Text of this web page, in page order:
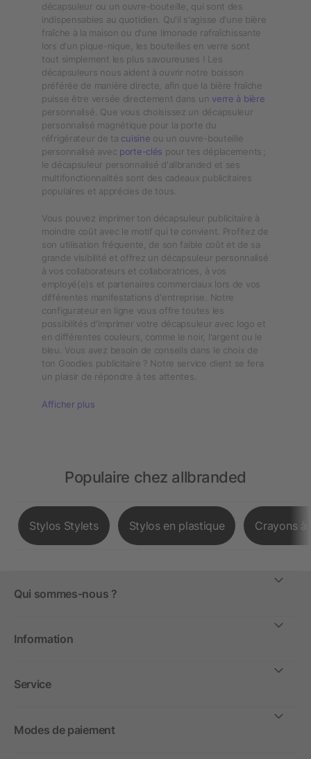
décapsuleur ou un ouvre-bouteille, qui sont des
indispensables au quotidien. Qu'il s'agisse d'une bière
fraîche à la maison ou d'une limonade rafraîchissante
lors d'un pique-nique, les bouteilles en verre sont
tout simplement les plus savoureuses ! Les
décapsuleurs nous aident à ouvrir notre boisson
préférée de manière directe, afin que la bière fraîche
puisse être versée directement dans un verre à bière
personnalisé. Que vous choisissez un décapsuleur
personnalisé magnétique pour la porte du
réfrigérateur de ta cuisine ou un ouvre-bouteille
personnalisé avec porte-clés pour tes déplacements ;
le décapsuleur personnalisé d'allbranded et ses
multifonctionnalités sont des cadeaux publicitaires
populaires et apprécies de tous.
Vous pouvez imprimer ton décapsuleur publicitaire à
moindre coût avec le motif qui te convient. Profitez de
son utilisation fréquente, de son faible coût et de sa
grande visibilité et offrez un décapsuleur personnalisé
à vos collaborateurs et collaboratrices, à vos
employé(e)s et partenaires commerciaux lors de vos
différentes manifestations d'entreprise. Notre
configurateur en ligne vous offre toutes les
possibilités d'imprimer votre décapsuleur avec logo et
en différentes couleurs, comme le noir, l'argent ou le
bleu. Vous avez besoin de conseils dans le choix de
ton Goodies publicitaire ? Notre service client se fera
un plaisir de répondre à tes attentes.
Afficher plus
Populaire chez allbranded
Stylos Stylets Stylos en plastique Crayons à
Qui sommes-nous ?
Information
Service
Modes de paiement